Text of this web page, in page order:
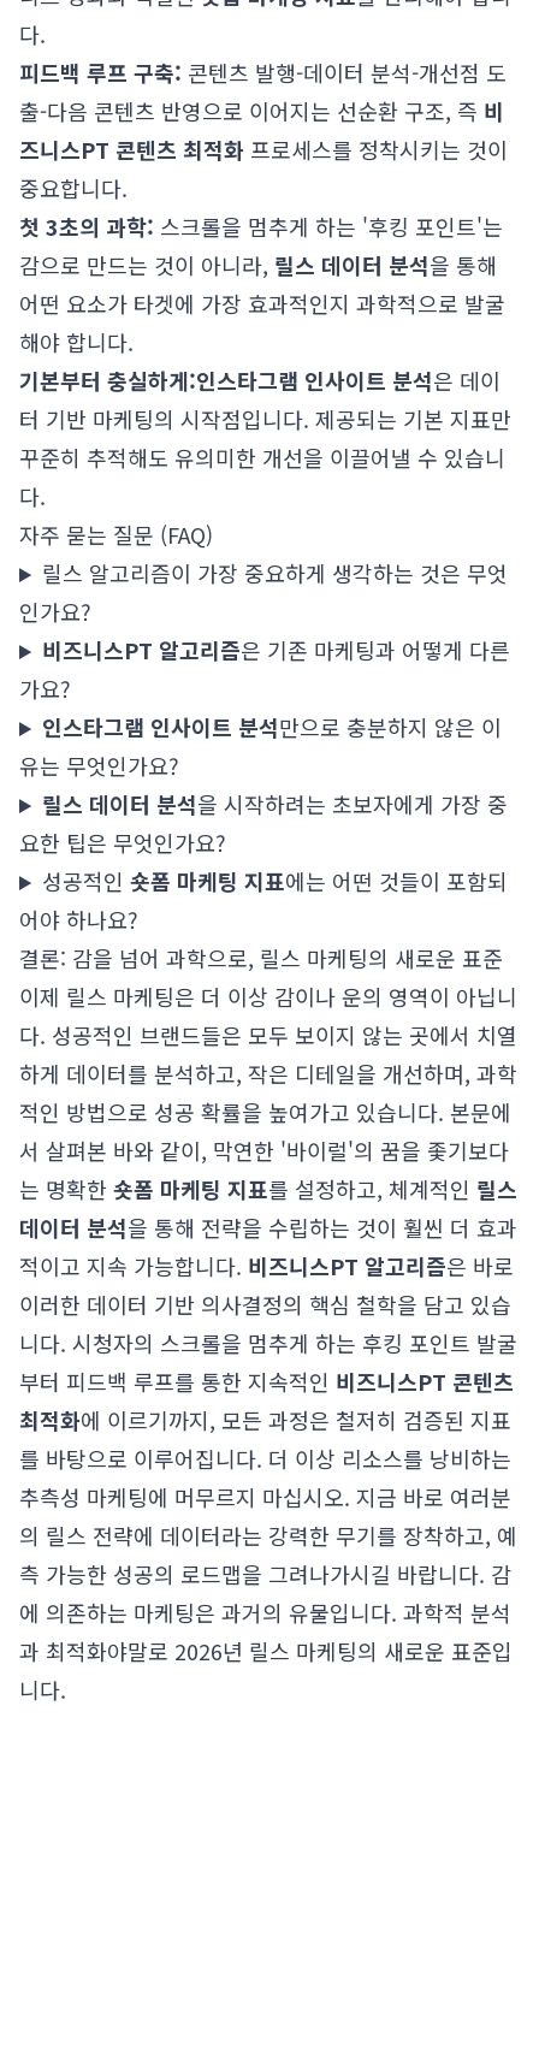
다.
피드백 루프 구축: 콘텐츠 발행-데이터 분석-개선점 도
출-다음 콘텐츠 반영으로 이어지는 선순환 구조, 즉 비
즈니스PT 콘텐츠 최적화 프로세스를 정착시키는 것이
중요합니다.
첫 3초의 과학: 스크롤을 멈추게 하는 '후킹 포인트'는
감으로 만드는 것이 아니라, 릴스 데이터 분석을 통해
어떤 요소가 타겟에 가장 효과적인지 과학적으로 발굴
해야 합니다.
기본부터 충실하게:인스타그램 인사이트 분석은 데이
터 기반 마케팅의 시작점입니다. 제공되는 기본 지표만
꾸준히 추적해도 유의미한 개선을 이끌어낼 수 있습니
다.
자주 묻는 질문 (FAQ)
릴스 알고리즘이 가장 중요하게 생각하는 것은 무엇
인가요?
비즈니스PT 알고리즘은 기존 마케팅과 어떻게 다른
가요?
인스타그램 인사이트 분석만으로 충분하지 않은 이
유는 무엇인가요?
릴스 데이터 분석을 시작하려는 초보자에게 가장 중
요한 팁은 무엇인가요?
성공적인숏폼 마케팅 지표에는 어떤 것들이 포함되
어야 하나요?
결론: 감을 넘어 과학으로, 릴스 마케팅의 새로운 표준
이제 릴스 마케팅은 더 이상 감이나 운의 영역이 아닙니
다. 성공적인 브랜드들은 모두 보이지 않는 곳에서 치열
하게 데이터를 분석하고, 작은 디테일을 개선하며, 과학
적인 방법으로 성공 확률을 높여가고 있습니다. 본문에
서 살펴본 바와 같이, 막연한 '바이럴'의 꿈을 좇기보다
는 명확한 숏폼 마케팅 지표를 설정하고, 체계적인 릴스
데이터 분석을 통해 전략을 수립하는 것이 훨씬 더 효과
적이고 지속 가능합니다. 비즈니스PT 알고리즘은 바로
이러한 데이터 기반 의사결정의 핵심 철학을 담고 있습
니다. 시청자의 스크롤을 멈추게 하는 후킹 포인트 발굴
부터 피드백 루프를 통한 지속적인 비즈니스PT 콘텐츠
최적화에 이르기까지, 모든 과정은 철저히 검증된 지표
를 바탕으로 이루어집니다. 더 이상 리소스를 낭비하는
추측성 마케팅에 머무르지 마십시오. 지금 바로 여러분
의 릴스 전략에 데이터라는 강력한 무기를 장착하고, 예
측 가능한 성공의 로드맵을 그려나가시길 바랍니다. 감
에 의존하는 마케팅은 과거의 유물입니다. 과학적 분석
과 최적화야말로 2026년 릴스 마케팅의 새로운 표준입
니다.